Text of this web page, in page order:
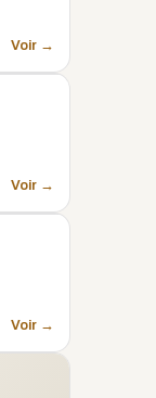
Voir →
Voir →
Voir →